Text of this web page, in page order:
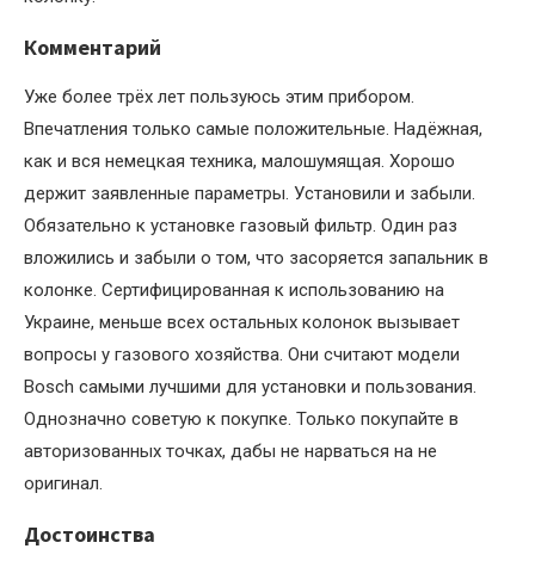
Комментарий
Уже более трёх лет пользуюсь этим прибором.
Впечатления только самые положительные. Надёжная,
как и вся немецкая техника, малошумящая. Хорошо
держит заявленные параметры. Установили и забыли.
Обязательно к установке газовый фильтр. Один раз
вложились и забыли о том, что засоряется запальник в
колонке. Сертифицированная к использованию на
Украине, меньше всех остальных колонок вызывает
вопросы у газового хозяйства. Они считают модели
Bosch самыми лучшими для установки и пользования.
Однозначно советую к покупке. Только покупайте в
авторизованных точках, дабы не нарваться на не
оригинал.
Достоинства